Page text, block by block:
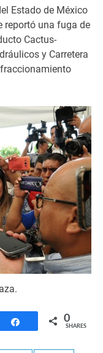
Estado de México
reportó una fuga de
Cactus-
y Carretera
Share 0
SHARES